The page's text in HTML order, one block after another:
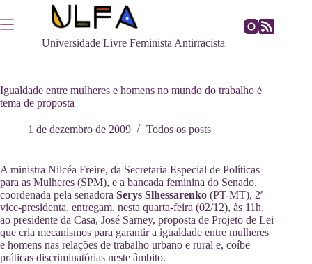
para
o
Universidade Livre Feminista Antirracista
Igualdade entre mulheres e homens no mundo do trabalho é
tema de proposta
1 de dezembro de 2009 Todos os posts
A ministra Nilcéa Freire, da Secretaria Especial de Políticas
para as Mulheres (SPM), e a bancada feminina do Senado,
coordenada pela senadora Serys Slhessarenko (PT-MT), 2ª
vice-presidenta, entregam, nesta quarta-feira (02/12), às 11h,
ao presidente da Casa, José Sarney, proposta de Projeto de Lei
que cria mecanismos para garantir a igualdade entre mulheres
e homens nas relações de trabalho urbano e rural e, coíbe
práticas discriminatórias neste âmbito.